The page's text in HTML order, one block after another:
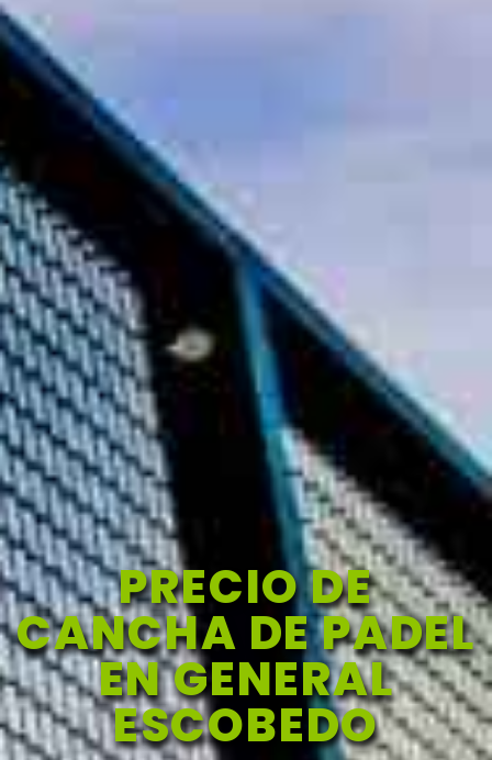
PRECIO DE
CANCHA DE PADEL
EN GENERAL
ESCOBEDO